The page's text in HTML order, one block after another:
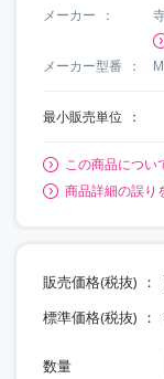
メーカー
メーカー型番
最小販売単位
この商品につい
商品詳細の誤り
販売価格(税抜)
標準価格(税抜)
数量